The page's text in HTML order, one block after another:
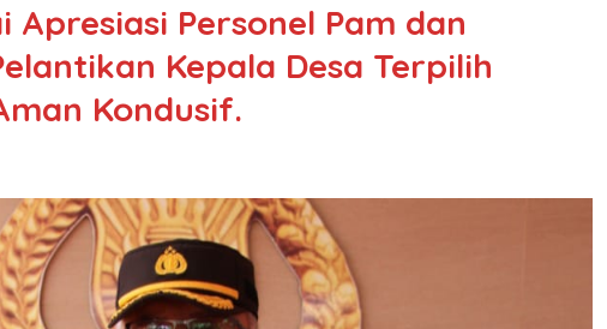
Apresiasi Personel Pam dan
Kepala Desa Terpilih
Kondusif.